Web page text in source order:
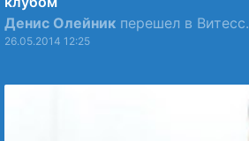
Денис Олейник перешел в Витесс.
26.05.2014 12:25